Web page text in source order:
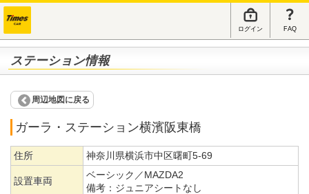
ログイン FAQ
ステーション情報
周辺地図に戻る
ガーラ・ステーション横濱阪東橋
住所 神奈川県横浜市中区曙町5-69
設置車両
ベーシック／MAZDA2
備考： ジュニアシートなし